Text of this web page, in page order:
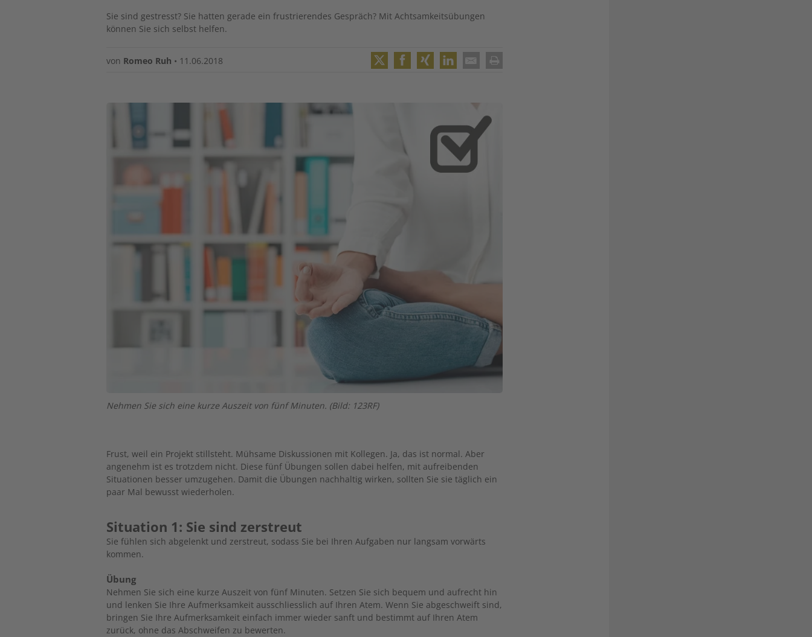
Sie sind gestresst? Sie hatten gerade ein frustrierendes Gespräch? Mit Achtsamkeitsübungen
können Sie sich selbst helfen.
von Romeo Ruh • 11.06.2018
Nehmen Sie sich eine kurze Auszeit von fünf Minuten. (Bild: 123RF)
Frust, weil ein Projekt stillsteht. Mühsame Diskussionen mit Kollegen. Ja, das ist normal. Aber
angenehm ist es trotzdem nicht. Diese fünf Übungen sollen dabei helfen, mit aufreibenden
Situationen besser umzugehen. Damit die Übungen nachhaltig wirken, sollten Sie sie täglich ein
paar Mal bewusst wiederholen.
Situation 1: Sie sind zerstreut
Sie fühlen sich abgelenkt und zerstreut, sodass Sie bei Ihren Aufgaben nur langsam vorwärts
kommen.
Übung
Nehmen Sie sich eine kurze Auszeit von fünf Minuten. Setzen Sie sich bequem und ­aufrecht hin
und lenken Sie Ihre Aufmerksamkeit ausschliesslich auf Ihren Atem. Wenn Sie abgeschweift sind,
bringen Sie Ihre Aufmerksamkeit einfach immer wieder sanft und bestimmt auf Ihren Atem
zurück, ohne das Abschweifen zu bewerten.